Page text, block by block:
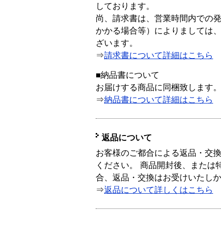
しております。
尚、請求書は、営業時間内での
かかる場合等）によりましては
ざいます。
⇒請求書について詳細はこちら
■納品書について
お届けする商品に同梱致します。
⇒納品書について詳細はこちら
返品について
お客様のご都合による返品・交
ください。 商品開封後、または
合、返品・交換はお受けいたし
⇒返品について詳しくはこちら